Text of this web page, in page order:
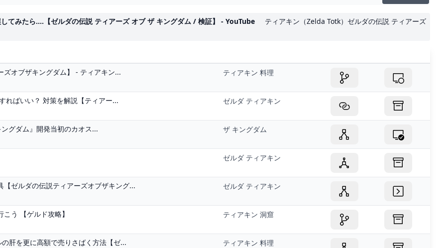
てみたら....【ゼルダの伝説 ティアーズ オブ ザ キングダム / 検証】 - YouTube ティアキン（Zelda Totk）ゼルダの伝説 ティアーズ
オブザキングダム】 - ティアキン... ティアキン 料理
ればいい？ 対策を解説【ティアー... ゼルダ ティアキン
グダム』開発当初のカオス... ザ キングダム
ゼルダ ティアキン
ゼルダの伝説ティアーズオブザキング... ゼルダ ティアキン
う 【ゲルド攻略】 ティアキン 洞窟
肝を更に高額で売りさばく方法【ゼ... ティアキン 料理